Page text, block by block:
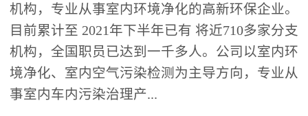
机构，专业从事室内环境净化的高新环保企业。
目前累计至 2021年下半年已有 将近710多家分支
机构，全国职员已达到一千多人。公司以室内环
境净化、室内空气污染检测为主导方向，专业从
事室内车内污染治理产...